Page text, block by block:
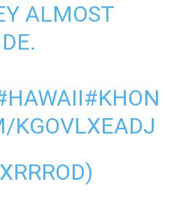
ALMOST
#KHON
KGOVLXEADJ